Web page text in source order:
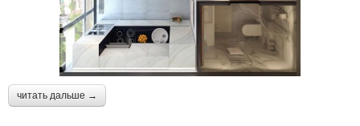
читать дальше →